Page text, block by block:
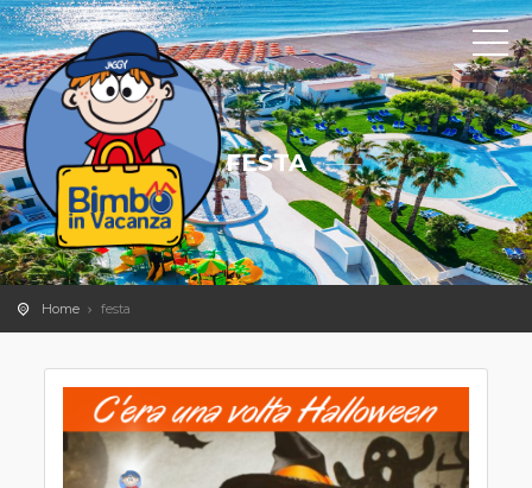
FESTA
Home festa